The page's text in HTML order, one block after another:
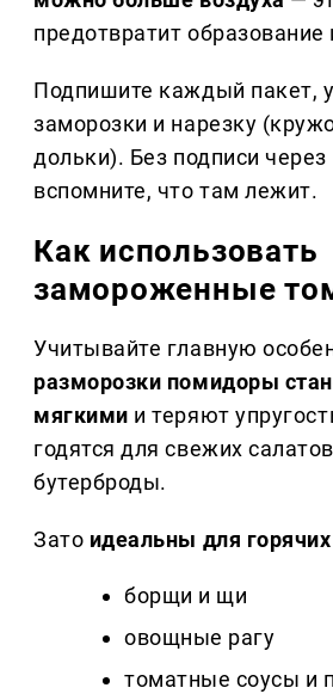
предотвратит образование
Подпишите каждый пакет,
заморозки и нарезку
дольки). Без подписи
вспомните, что там лежит.
Как использовать
замороженные
Учитывайте главную
разморозки помидоры
мягкими и теряют
годятся для свежих
бутерброды.
Зато идеальны для
борщи и щи
овощные рагу
томатные соусы и